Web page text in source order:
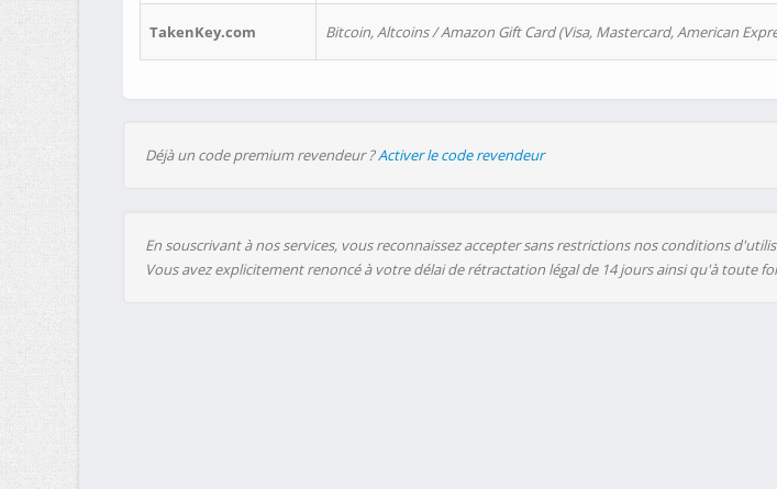
TakenKey.com Bitcoin, Altcoins / Amazon Gift Card (Visa, Mastercard, American
Déjà un code premium revendeur ?Activer le code revendeur
En souscrivant à nos services, vous reconnaissez accepter sans restrictions nos conditions
Vous avez explicitement renoncé à votre délai de rétractation légal de 14 jours ainsi qu'à toute